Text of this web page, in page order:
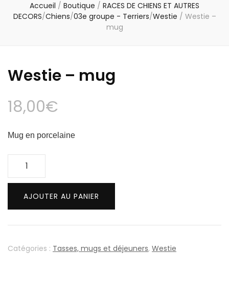
Accueil / Boutique / RACES DE CHIENS ET AUTRES
DECORS/Chiens/03e groupe - Terriers/Westie / Westie –
mug
Westie – mug
18,00€
Mug en porcelaine
quantité
Westie
mug
AJOUTER AU PANIER
Catégories : Tasses, mugs et déjeuners, Westie